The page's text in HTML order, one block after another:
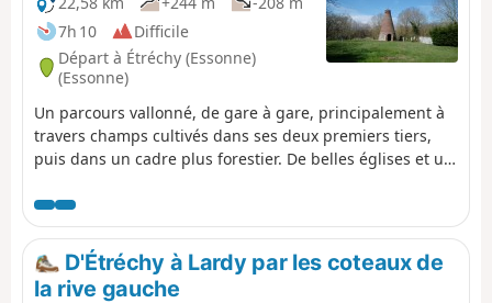
7h 10
Difficile
Départ à Étréchy (Essonne)
(Essonne)
Un parcours vallonné, de gare à gare, principalement à
travers champs cultivés dans ses deux premiers tiers,
puis dans un cadre plus forestier. De belles églises et un
traversés. Dans Dourdan, la promenade le long de
l'Orge, l'église des XIIe-XIIIe siècles et le château-fort
offrent une superbe touche finale.
D'Étréchy à Lardy par les coteaux de
la rive gauche